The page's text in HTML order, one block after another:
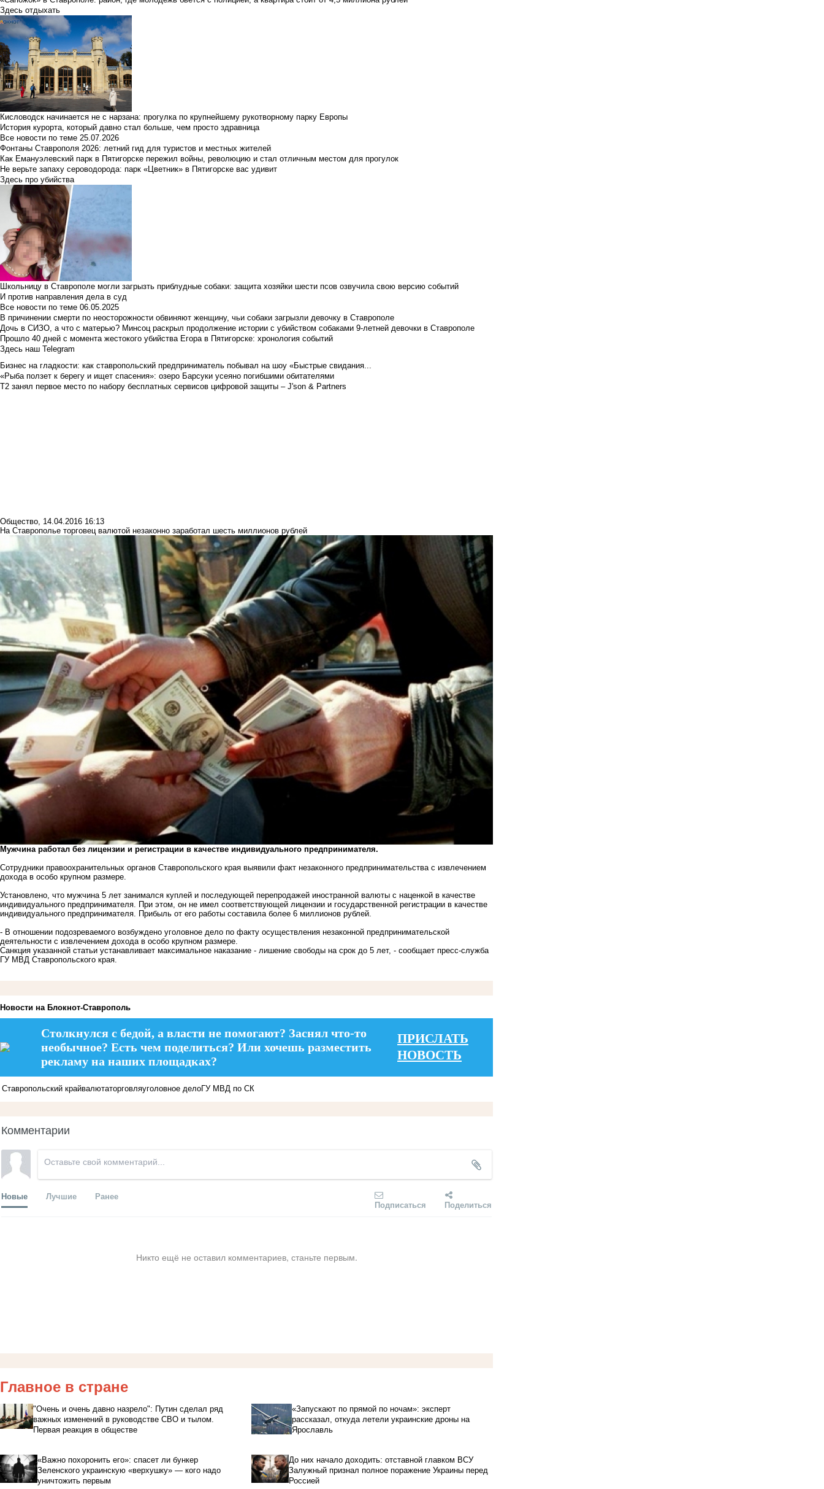
Здесь отдыхать
Кисловодск начинается не с нарзана: прогулка по крупнейшему рукотворному парку Европы
История курорта, который давно стал больше, чем просто здравница
Все новости по теме 25.07.2026
Фонтаны Ставрополя 2026: летний гид для туристов и местных жителей
Как Емануэлевский парк в Пятигорске пережил войны, революцию и стал отличным местом для прогулок
Не верьте запаху сероводорода: парк «Цветник» в Пятигорске вас удивит
Здесь про убийства
Школьницу в Ставрополе могли загрызть приблудные собаки: защита хозяйки шести псов озвучила свою версию событий
И против направления дела в суд
Все новости по теме 06.05.2025
В причинении смерти по неосторожности обвиняют женщину, чьи собаки загрызли девочку в Ставрополе
Дочь в СИЗО, а что с матерью? Минсоц раскрыл продолжение истории с убийством собаками 9-летней девочки в Ставрополе
Прошло 40 дней с момента жестокого убийства Егора в Пятигорске: хронология событий
Здесь наш Telegram
Бизнес на гладкости: как ставропольский предприниматель побывал на шоу «Быстрые свидания...
«Рыба ползет к берегу и ищет спасения»: озеро Барсуки усеяно погибшими обитателями
Т2 занял первое место по набору бесплатных сервисов цифровой защиты – J'son & Partners
Общество, 14.04.2016 16:13
На Ставрополье торговец валютой незаконно заработал шесть миллионов рублей
Мужчина работал без лицензии и регистрации в качестве индивидуального предпринимателя.
Сотрудники правоохранительных органов Ставропольского края выявили факт незаконного предпринимательства с извлечением
дохода в особо крупном размере.
Установлено, что мужчина 5 лет занимался куплей и последующей перепродажей иностранной валюты с наценкой в качестве
индивидуального предпринимателя. При этом, он не имел соответствующей лицензии и государственной регистрации в качестве
индивидуального предпринимателя. Прибыль от его работы составила более 6 миллионов рублей.
- В отношении подозреваемого возбуждено уголовное дело по факту осуществления незаконной предпринимательской
деятельности с извлечением дохода в особо крупном размере.
Санкция указанной статьи устанавливает максимальное наказание - лишение свободы на срок до 5 лет, - сообщает пресс-служба
ГУ МВД Ставропольского края.
Новости на Блoкнoт-Ставрополь
Столкнулся с бедой, а власти не помогают? Заснял что-то
необычное? Есть чем поделиться? Или хочешь разместить
рекламу на наших площадках?
ПРИСЛАТЬ
НОВОСТЬ
Ставропольский крайвалютаторговляуголовное делоГУ МВД по СК
Комментарии
Новые Лучшие Ранее
Подписаться Поделиться
Никто ещё не оставил комментариев, станьте первым.
Главное в стране
"Очень и очень давно назрело": Путин сделал ряд
важных изменений в руководстве СВО и тылом.
Первая реакция в обществе
«Запускают по прямой по ночам»: эксперт
рассказал, откуда летели украинские дроны на
Ярославль
«Важно похоронить его»: спасет ли бункер
Зеленского украинскую «верхушку» — кого надо
уничтожить первым
До них начало доходить: отставной главком ВСУ
Залужный признал полное поражение Украины перед
Россией